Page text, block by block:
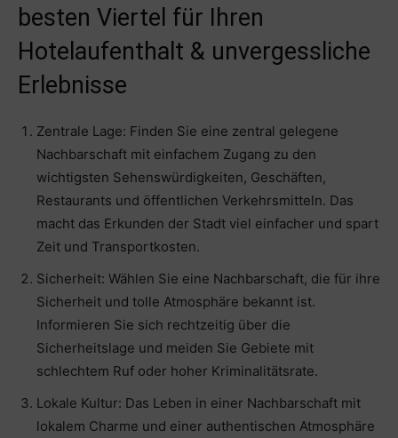
besten Viertel für Ihren
Hotelaufenthalt & unvergessliche
Erlebnisse
Zentrale Lage: Finden Sie eine zentral gelegene
Nachbarschaft mit einfachem Zugang zu den
wichtigsten Sehenswürdigkeiten, Geschäften,
Restaurants und öffentlichen Verkehrsmitteln. Das
macht das Erkunden der Stadt viel einfacher und spart
Zeit und Transportkosten.
Sicherheit: Wählen Sie eine Nachbarschaft, die für ihre
Sicherheit und tolle Atmosphäre bekannt ist.
Informieren Sie sich rechtzeitig über die
Sicherheitslage und meiden Sie Gebiete mit
schlechtem Ruf oder hoher Kriminalitätsrate.
Lokale Kultur: Das Leben in einer Nachbarschaft mit
lokalem Charme und einer authentischen Atmosphäre